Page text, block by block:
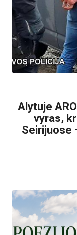
Alytuje
vyras,
Seirijuose